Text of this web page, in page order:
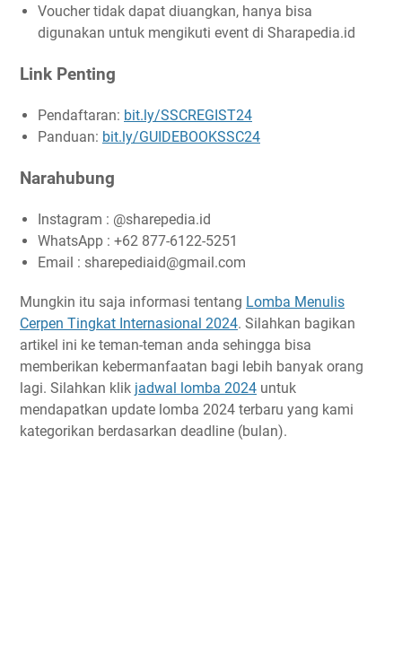
Voucher tidak dapat diuangkan, hanya bisa
digunakan untuk mengikuti event di Sharapedia.id
Link Penting
Pendaftaran: bit.ly/SSCREGIST24
Panduan: bit.ly/GUIDEBOOKSSC24
Narahubung
Instagram : @sharepedia.id
WhatsApp : +62 877-6122-5251
Email : sharepediaid@gmail.com
Mungkin itu saja informasi tentang Lomba Menulis
Cerpen Tingkat Internasional 2024. Silahkan bagikan
artikel ini ke teman-teman anda sehingga bisa
memberikan kebermanfaatan bagi lebih banyak orang
lagi. Silahkan klik jadwal lomba 2024 untuk
mendapatkan update lomba 2024 terbaru yang kami
kategorikan berdasarkan deadline (bulan).